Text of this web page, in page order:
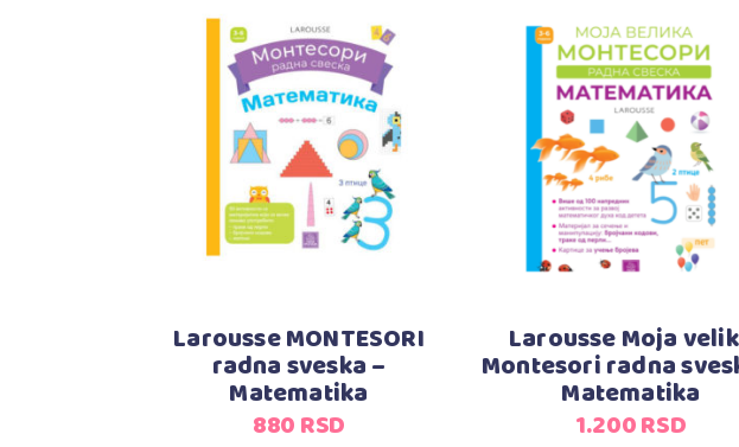
Dodaj u korpu
Larousse MONTESORI
radna sveska –
Matematika
880RSD
Dodaj u korpu
Larousse Moja
Montesori radna
Matematika
1.200RSD